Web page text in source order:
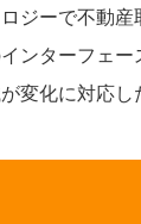
ロジーで不動
ンターフェ
変化に対応し